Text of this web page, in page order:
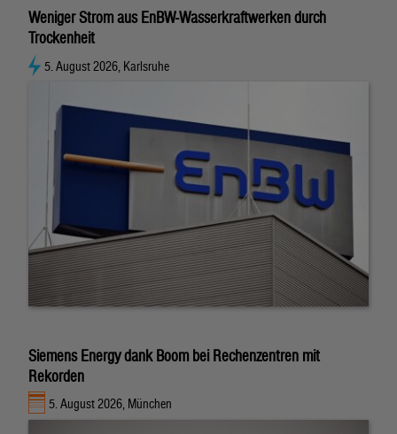
Weniger Strom aus EnBW-Wasserkraftwerken durch
Trockenheit
5. August 2026, Karlsruhe
Siemens Energy dank Boom bei Rechenzentren mit
Rekorden
5. August 2026, München